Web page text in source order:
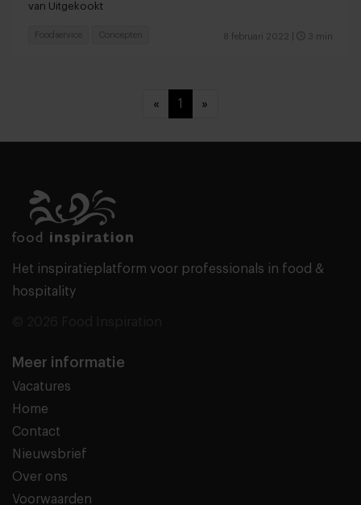
van Uitgekookt
8 februari 2022 3 min
Foodservice Concepten
« 1 »
Het inspiratieplatform voor professionals in food &
hospitality
Meer informatie
Vacatures
Home
Contact
Nieuwsbrief
Over ons
Voorwaarden